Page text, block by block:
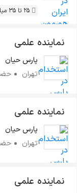
25 تا 35 میلیون تومان
نماینده علمی
پارس حیان
تهران
نماینده علمی
پارس حیان
تهران
نماینده علمی